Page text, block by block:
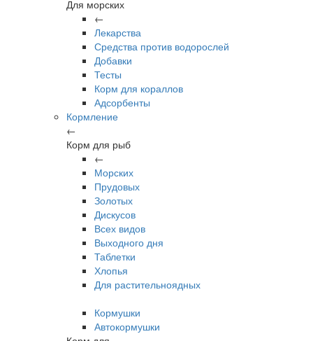
Для морских
←
Лекарства
Средства против водорослей
Добавки
Тесты
Корм для кораллов
Адсорбенты
Кормление
←
Корм для рыб
←
Морских
Прудовых
Золотых
Дискусов
Всех видов
Выходного дня
Таблетки
Хлопья
Для растительноядных
Кормушки
Автокормушки